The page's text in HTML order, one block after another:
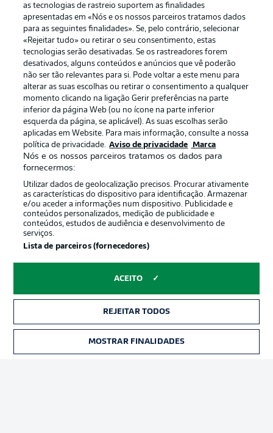
Football as it’s meant to be
APLICATIVO DA BUNDESLIGA
Oferecido por
Gerir preferências Aviso de privacidade
Termos de uso Trabalhe conosco
as tecnologias de rastreio suportem as finalidades
apresentadas em «Nós e os nossos parceiros tratamos dados
para as seguintes finalidades». Se, pelo contrário, selecionar
«Rejeitar tudo» ou retirar o seu consentimento, estas
tecnologias serão desativadas. Se os rastreadores forem
desativados, alguns conteúdos e anúncios que vê poderão
não ser tão relevantes para si. Pode voltar a este menu para
alterar as suas escolhas ou retirar o consentimento a qualquer
momento clicando na ligação Gerir preferências na parte
inferior da página Web (ou no ícone na parte inferior
esquerda da página, se aplicável). As suas escolhas serão
aplicadas em Website. Para mais informação, consulte a nossa
política de privacidade. Aviso de privacidade Marca
Nós e os nossos parceiros tratamos os dados para
fornecermos:
Utilizar dados de geolocalização precisos. Procurar ativamente
as características do dispositivo para identificação. Armazenar
e/ou aceder a informações num dispositivo. Publicidade e
conteúdos personalizados, medição de publicidade e
conteúdos, estudos de audiência e desenvolvimento de
serviços.
Lista de parceiros (fornecedores)
ACEITO
REJEITAR TODOS
MOSTRAR FINALIDADES